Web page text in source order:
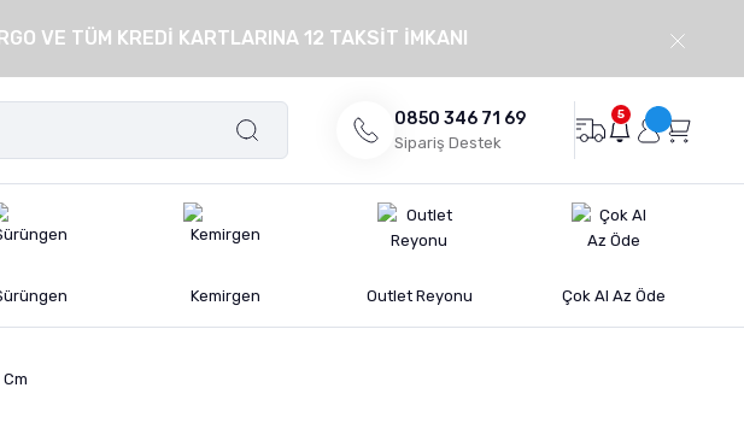
VE TÜM KREDİ KARTLARINA 12 TAKSİT İMKANI
0850 346 71 69
Sipariş Destek
5
Kemirgen Outlet Reyonu Çok Al Az Öde